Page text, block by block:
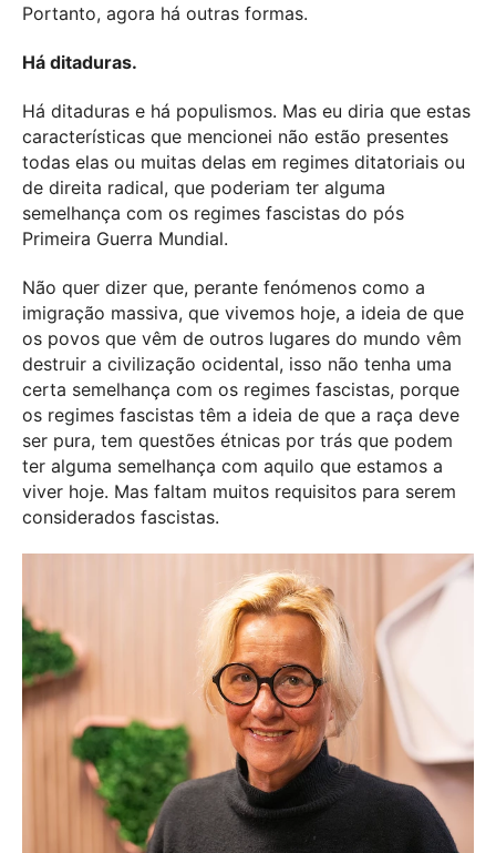
Portanto, agora há outras formas.
Há ditaduras.
Há ditaduras e há populismos. Mas eu diria que estas
características que mencionei não estão presentes
todas elas ou muitas delas em regimes ditatoriais ou
de direita radical, que poderiam ter alguma
semelhança com os regimes fascistas do pós
Primeira Guerra Mundial.
Não quer dizer que, perante fenómenos como a
imigração massiva, que vivemos hoje, a ideia de que
os povos que vêm de outros lugares do mundo vêm
destruir a civilização ocidental, isso não tenha uma
certa semelhança com os regimes fascistas, porque
os regimes fascistas têm a ideia de que a raça deve
ser pura, tem questões étnicas por trás que podem
ter alguma semelhança com aquilo que estamos a
viver hoje. Mas faltam muitos requisitos para serem
considerados fascistas.